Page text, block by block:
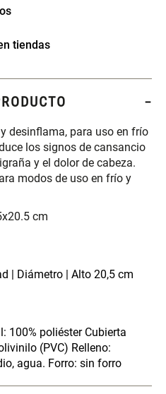
tiendas
desinflama, para uso en frío
los signos de cansancio
y el dolor de cabeza.
modos de uso en frío y
cm
| Diámetro | Alto 20,5 cm
100% poliéster Cubierta
(PVC) Relleno:
agua. Forro: sin forro
Set 2 Almohadas Memory
S/ 104.00
Almohada Memory + Gel
Mueble Repisa Bambú 4
Bandejas con Puerta 23 x 23 x
Almohada Sensación Plumas